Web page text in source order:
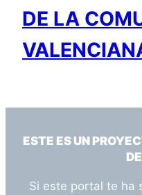
DE LA
ESTE ES UN
Si este portal te ha